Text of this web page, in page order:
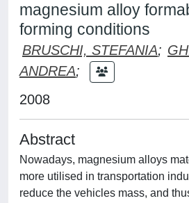
magnesium alloy
forming conditions
BRUSCHI, STEFANIA;
ANDREA;
2008
Abstract
Nowadays, magnesium alloys
more utilised in transportation
reduce the vehicles mass, and